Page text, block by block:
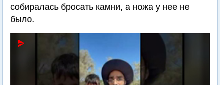
собиралась бросать камни, а ножа у нее не
было.